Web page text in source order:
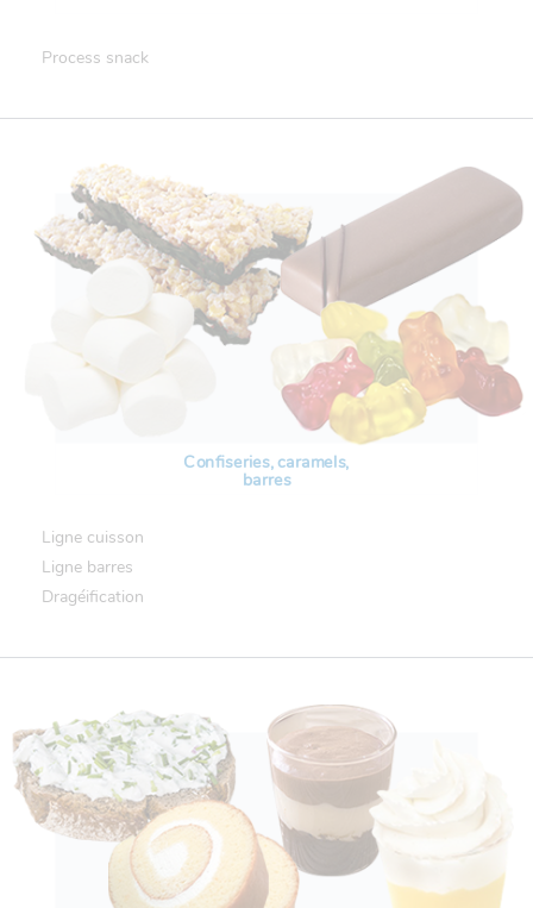
Process snack
Confiseries, caramels,
barres
Ligne cuisson
Ligne barres
Dragéification